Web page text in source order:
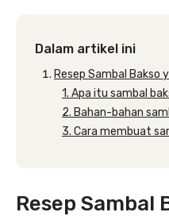
Dalam artikel ini
Resep Sambal Bakso
1. Apa itu sambal
2. Bahan-bahan
3. Cara membuat
Resep Sambal